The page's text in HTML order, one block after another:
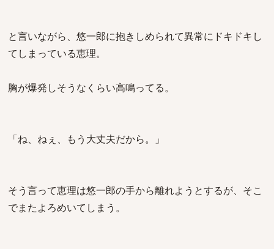
と言いながら、悠一郎に抱きしめられて異常にドキドキし
てしまっている恵理。
胸が爆発しそうなくらい高鳴ってる。
「ね、ねぇ、もう大丈夫だから。」
そう言って恵理は悠一郎の手から離れようとするが、そこ
でまたよろめいてしまう。